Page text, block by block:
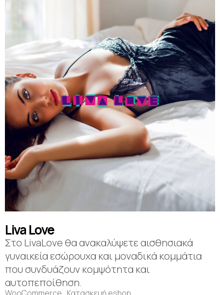
Liva Love
Στο LivaLove θα ανακαλύψετε αισθησιακά
γυναικεία εσώρουχα και μοναδικά κομμάτια
που συνδυάζουν κομψότητα και
αυτοπεποίθηση.
WooCommerce Κατασκευή eshop